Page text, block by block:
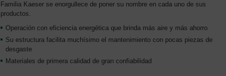
Familia Kaeser se enorgullece de poner su nombre en cada uno de sus
productos.
Operación con eficiencia energética que brinda más aire y más ahorro
Su estructura facilita muchísimo el mantenimiento con pocas piezas de
desgaste
Materiales de primera calidad de gran confiabilidad